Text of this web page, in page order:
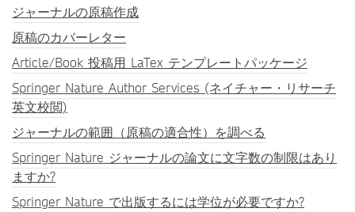
ジャーナルの原稿作成
原稿のカバーレター
Article/Book 投稿用 LaTex テンプレートパッケージ
Springer Nature Author Services (ネイチャー・リサーチ
英文校閲)
ジャーナルの範囲（原稿の適合性）を調べる
Springer Nature ジャーナルの論文に文字数の制限はあり
ますか?
Springer Nature で出版するには学位が必要ですか?